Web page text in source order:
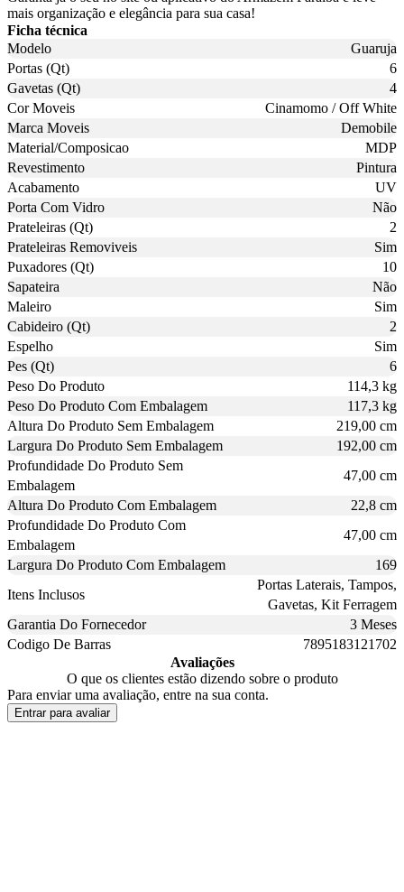
mais organização e elegância para sua casa!
Ficha técnica
Modelo
Guaruja
Portas (Qt)
6
Gavetas (Qt)
4
Cor Moveis
Cinamomo / Off White
Marca Moveis
Demobile
Material/Composicao
MDP
Revestimento
Pintura
Acabamento
UV
Porta Com Vidro
Não
Prateleiras (Qt)
2
Prateleiras Removiveis
Sim
Puxadores (Qt)
10
Sapateira
Não
Maleiro
Sim
Cabideiro (Qt)
2
Espelho
Sim
Pes (Qt)
6
Peso Do Produto
114,3 kg
Peso Do Produto Com Embalagem
117,3 kg
Altura Do Produto Sem Embalagem
219,00 cm
Largura Do Produto Sem Embalagem
192,00 cm
Profundidade Do Produto Sem
Embalagem
47,00 cm
Altura Do Produto Com Embalagem
22,8 cm
Profundidade Do Produto Com
Embalagem
47,00 cm
Largura Do Produto Com Embalagem
169
Itens Inclusos
Portas Laterais, Tampos,
Gavetas, Kit Ferragem
Garantia Do Fornecedor
3 Meses
Codigo De Barras
7895183121702
Avaliações
O que os clientes estão dizendo sobre o produto
Para enviar uma avaliação, entre na sua conta.
Entrar para avaliar